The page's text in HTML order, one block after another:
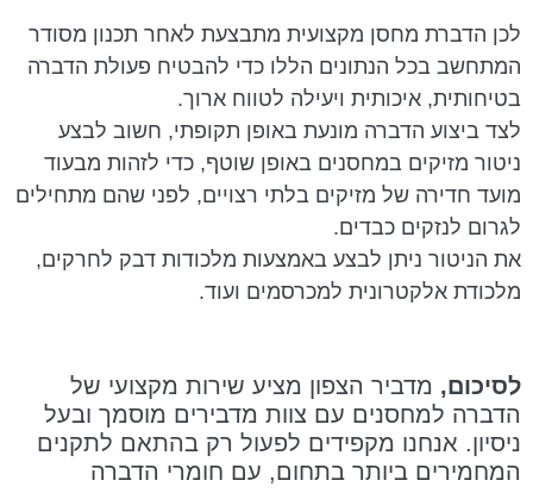
לכן הדברת מחסן מקצועית מתבצעת לאחר תכנון מסודר
המתחשב בכל הנתונים הללו כדי להבטיח פעולת הדברה
בטיחותית, איכותית ויעילה לטווח ארוך.
לצד ביצוע הדברה מונעת באופן תקופתי, חשוב לבצע
ניטור מזיקים במחסנים באופן שוטף, כדי לזהות מבעוד
מועד חדירה של מזיקים בלתי רצויים, לפני שהם מתחילים
לגרום לנזקים כבדים.
את הניטור ניתן לבצע באמצעות מלכודות דבק לחרקים,
מלכודת אלקטרונית למכרסמים ועוד.
לסיכום, מדביר הצפון מציע שירות מקצועי של
הדברה למחסנים עם צוות מדבירים מוסמך ובעל
ניסיון. אנחנו מקפידים לפעול רק בהתאם לתקנים
המחמירים ביותר בתחום, עם חומרי הדברה